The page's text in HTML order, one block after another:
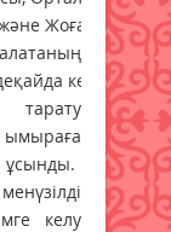
Жоғары
көп.
тарату
ымыраға
ұсынды.
келу